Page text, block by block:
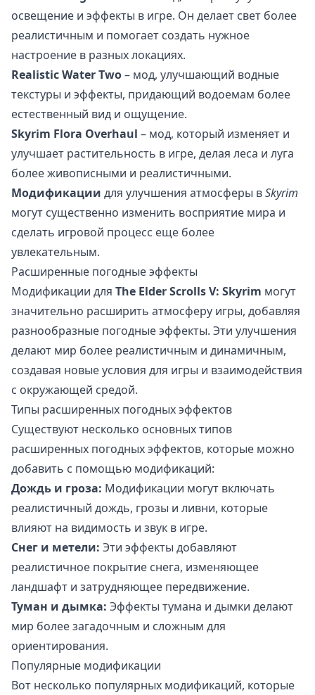
освещение и эффекты в игре. Он делает свет более
реалистичным и помогает создать нужное
настроение в разных локациях.
Realistic Water Two– мод, улучшающий водные
текстуры и эффекты, придающий водоемам более
естественный вид и ощущение.
Skyrim Flora Overhaul – мод, который изменяет и
улучшает растительность в игре, делая леса и луга
более живописными и реалистичными.
Модификации для улучшения атмосферы вSkyrim
могут существенно изменить восприятие мира и
сделать игровой процесс еще более
увлекательным.
Расширенные погодные эффекты
Модификации для The Elder Scrolls V: Skyrim могут
значительно расширить атмосферу игры, добавляя
разнообразные погодные эффекты. Эти улучшения
делают мир более реалистичным и динамичным,
создавая новые условия для игры и взаимодействия
с окружающей средой.
Типы расширенных погодных эффектов
Существуют несколько основных типов
расширенных погодных эффектов, которые можно
добавить с помощью модификаций:
Дождь и гроза: Модификации могут включать
реалистичный дождь, грозы и ливни, которые
влияют на видимость и звук в игре.
Снег и метели: Эти эффекты добавляют
реалистичное покрытие снега, изменяющее
ландшафт и затрудняющее передвижение.
Туман и дымка: Эффекты тумана и дымки делают
мир более загадочным и сложным для
ориентирования.
Популярные модификации
Вот несколько популярных модификаций, которые